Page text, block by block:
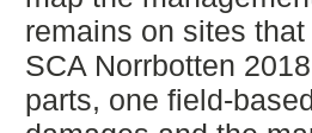
remains on sites
SCA Norrbotten
parts, one field-